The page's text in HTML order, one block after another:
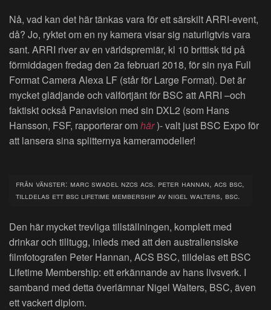
Nå, vad kan det här tänkas vara för ett särskilt ARRI-event,
då? Jo, ryktet om en ny kamera visar sig naturligtvis vara
sant. ARRI river av en världspremiär, kl 10 brittisk tid på
förmiddagen fredag den 2a februari 2018, för sin nya Full
Format Camera Alexa LF (står för Large Format). Det är
mycket glädjande och välförtjänt för BSC att ARRI –och
faktiskt också Panavision med sin DXL2 (som Hans
Hansson, FSF, rapporterar omhär)- valt just BSC Expo för
att lansera sina splitternya kameramodeller!
från vänster: marc swadel nzcs acs. peter hannan, acs bsc,
tilldelas ett bsc lifetime membership av nigel walters, bsc.
Den här mycket trevliga tillställningen, komplett med
drinkar och tilltugg, inleds med att den australiensiske
filmfotografen Peter Hannan, ACS BSC, tilldelas ett BSC
Lifetime Membership: ett erkännande av hans livsverk. I
samband med detta överlämnar Nigel Walters, BSC, även
ett vackert diplom.